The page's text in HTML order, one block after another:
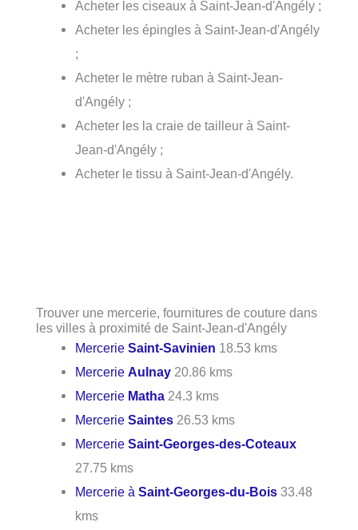
Acheter les ciseaux à Saint-Jean-d'Angély ;
Acheter les épingles à Saint-Jean-d'Angély
;
Acheter le mètre ruban à Saint-Jean-
d'Angély ;
Acheter les la craie de tailleur à Saint-
Jean-d'Angély ;
Acheter le tissu à Saint-Jean-d'Angély.
Trouver une mercerie, fournitures de couture dans
les villes à proximité de Saint-Jean-d'Angély
MercerieSaint-Savinien 18.53 kms
MercerieAulnay 20.86 kms
Mercerie Matha 24.3 kms
MercerieSaintes 26.53 kms
MercerieSaint-Georges-des-Coteaux
27.75 kms
Mercerie àSaint-Georges-du-Bois 33.48
kms